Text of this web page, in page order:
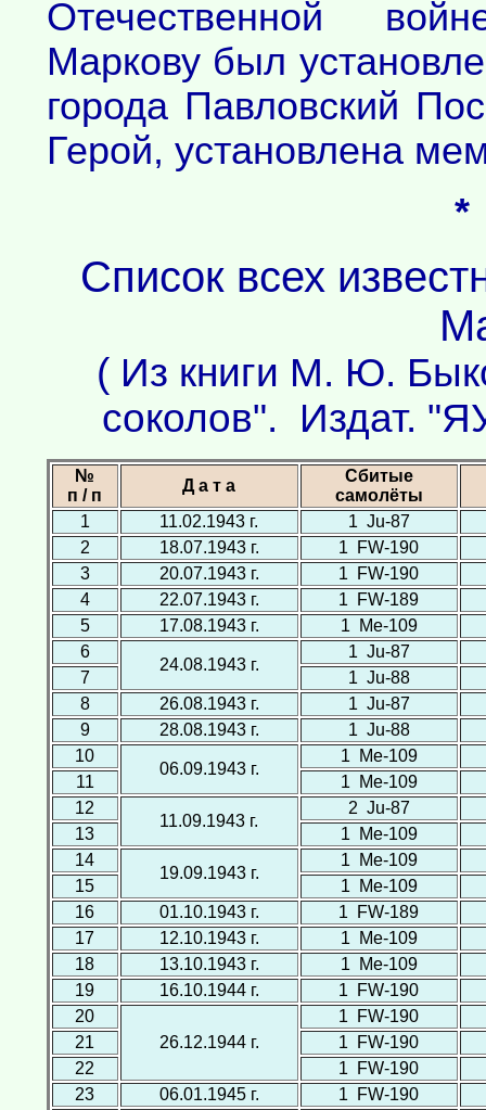
Отечественной
Маркову был
города Павловский
Герой, установлена
Список всех
( Из книги М. Ю.
соколов". Издат.
№
п / п
Д а т а
Сбитые
самолёты
1
11.02.1943 г.
1 Ju-87
2
18.07.1943 г.
1 FW-190
3
20.07.1943 г.
1 FW-190
4
22.07.1943 г.
1 FW-189
5
17.08.1943 г.
1 Ме-109
6
24.08.1943 г.
1 Ju-87
7
1 Ju-88
8
26.08.1943 г.
1 Ju-87
9
28.08.1943 г.
1 Ju-88
10
06.09.1943 г.
1 Ме-109
11
1 Ме-109
12
11.09.1943 г.
2 Ju-87
13
1 Ме-109
14
19.09.1943 г.
1 Ме-109
15
1 Ме-109
16
01.10.1943 г.
1 FW-189
17
12.10.1943 г.
1 Ме-109
18
13.10.1943 г.
1 Ме-109
19
16.10.1944 г.
1 FW-190
20
26.12.1944 г.
1 FW-190
21
1 FW-190
22
1 FW-190
23
06.01.1945 г.
1 FW-190